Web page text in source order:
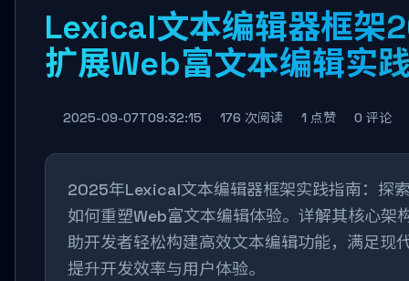
Lexical文本编辑器框架
扩展Web富文本编辑实
2025-09-07T09:32:15 176 次阅读 1 点赞 0 评论
2025年Lexical文本编辑器框架实践指南：探
如何重塑Web富文本编辑体验。详解其核心架
助开发者轻松构建高效文本编辑功能，满足现
提升开发效率与用户体验。